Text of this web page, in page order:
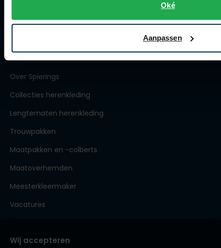
Oké
Aanpassen
Contact webshop
Spierings Herenmode
Over Spierings
Collecties herenkleding
Lengtematen herenkleding
Trouwpakken
Maatpakken en -colberts
Maatoverhemden
Meesterkleermaker
Vacatures
Wij accepteren